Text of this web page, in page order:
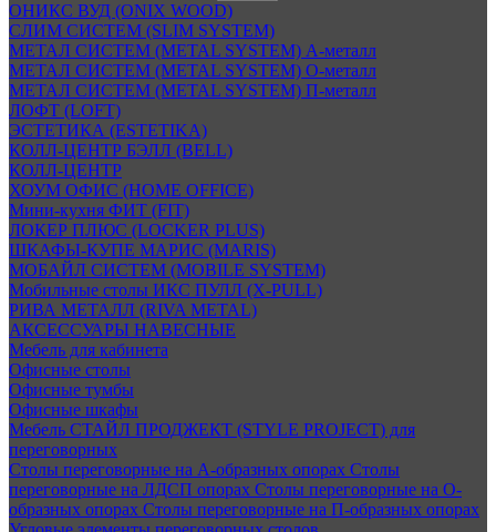
ОНИКС ВУД (ONIX WOOD)
СЛИМ СИСТЕМ (SLIM SYSTEM)
МЕТАЛ СИСТЕМ (METAL SYSTEM) А-металл
МЕТАЛ СИСТЕМ (METAL SYSTEM) О-металл
МЕТАЛ СИСТЕМ (METAL SYSTEM) П-металл
ЛОФТ (LOFT)
ЭСТЕТИКА (ESTETIKA)
КОЛЛ-ЦЕНТР БЭЛЛ (BELL)
КОЛЛ-ЦЕНТР
ХОУМ ОФИС (HOME OFFICE)
Мини-кухня ФИТ (FIT)
ЛОКЕР ПЛЮС (LOCKER PLUS)
ШКАФЫ-КУПЕ МАРИС (MARIS)
МОБАЙЛ СИСТЕМ (MOBILE SYSTEM)
Мобильные столы ИКС ПУЛЛ (X-PULL)
РИВА МЕТАЛЛ (RIVA METAL)
АКСЕССУАРЫ НАВЕСНЫЕ
Мебель для кабинета
Офисные столы
Офисные тумбы
Офисные шкафы
Мебель СТАЙЛ ПРОДЖЕКТ (STYLE PROJECT) для
переговорных
Столы переговорные на А-образных опорах Столы
переговорные на ЛДСП опорах Столы переговорные на О-
образных опорах Столы переговорные на П-образных опорах